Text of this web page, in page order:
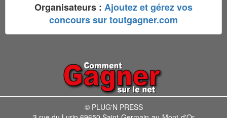
Organisateurs : Ajoutez et gérez vos
concours sur toutgagner.com
© PLUG'N PRESS